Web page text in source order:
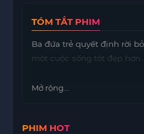
TÓM TẮT PHIM
Ba đứa trẻ quyết định rời
một cuộc sống tốt đẹp hơn.
Mở rộng...
PHIM HOT